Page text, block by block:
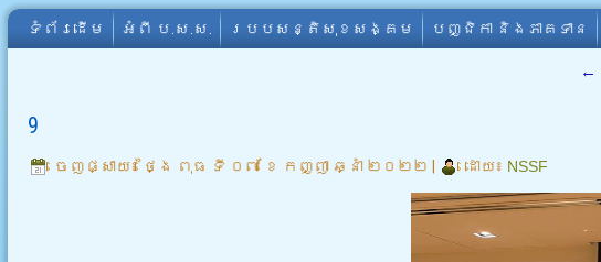
ទំព័រដើម អំពី​ ប.ស.ស. របបសន្តិសុខសង្គម បញ្ជិកា និងភាគទាន
←
9
ចេញផ្សាយ៖ ថ្ងៃ ពុធ ទី ០៧ ខែ កញ្ញា ឆ្នាំ ២០២២ ដោយ៖ NSSF